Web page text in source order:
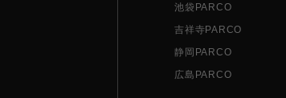
池袋PARCO
吉祥寺PARCO
静岡PARCO
広島PARCO